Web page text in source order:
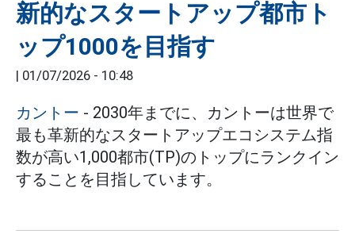
新的なスタートアップ都市ト
ップ1000を目指す
| 01/07/2026 - 10:48
カントー - 2030年までに、カントーは世界で
最も革新的なスタートアップエコシステム指
数が高い1,000都市(TP)のトップにランクイン
することを目指しています。